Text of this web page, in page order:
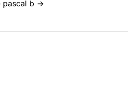
pascal b →